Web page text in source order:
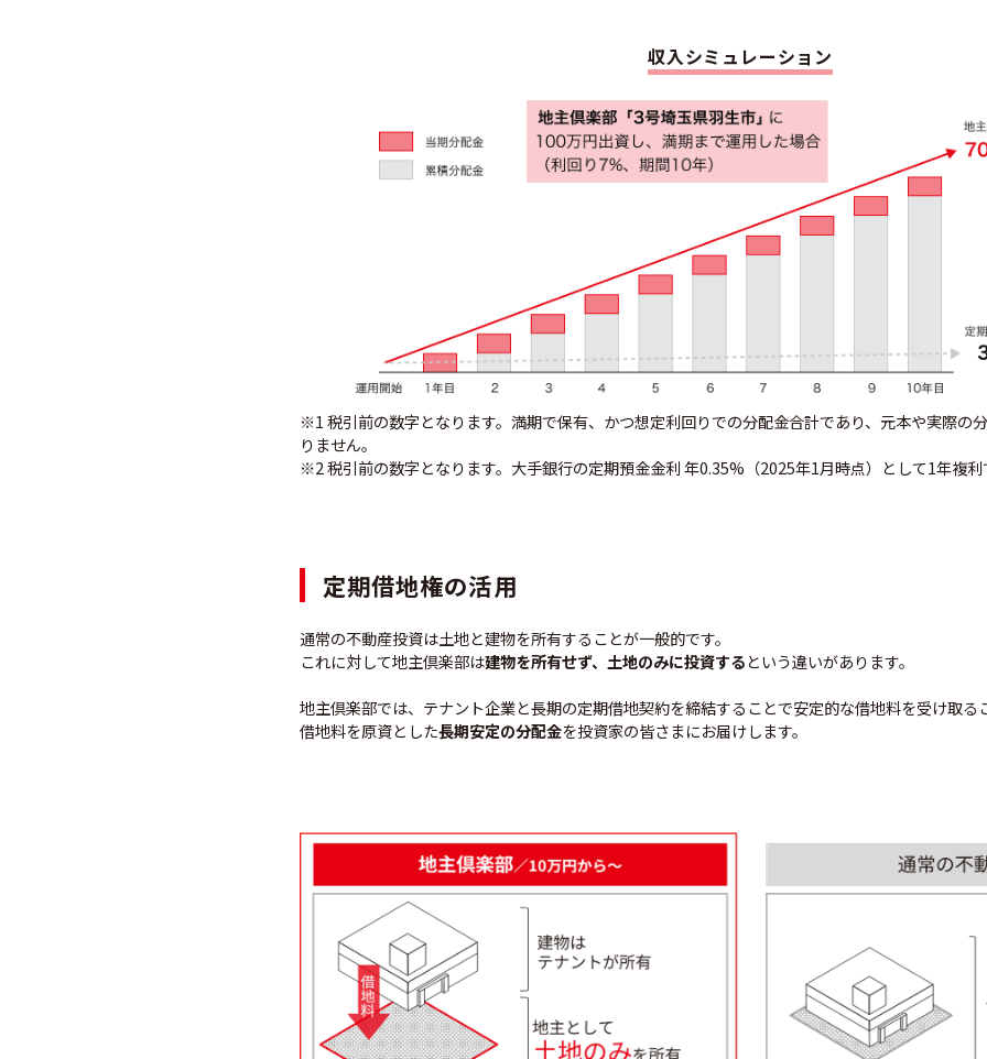
収入シミュレーション
※1 税引前の数字となります。満期で保有、かつ想定利回りでの分配金合計であり、元本や実際の
りません。
※2 税引前の数字となります。大手銀行の定期預金金利 年0.35%（2025年1月時点）として1年複利
定期借地権の活用
通常の不動産投資は土地と建物を所有することが一般的です。
これに対して地主倶楽部は建物を所有せず、土地のみに投資する という違いがあります。
地主倶楽部では、テナント企業と長期の定期借地契約を締結することで安定的な借地料を受け取る
借地料を原資とした長期安定の分配金を投資家の皆さまにお届けします。